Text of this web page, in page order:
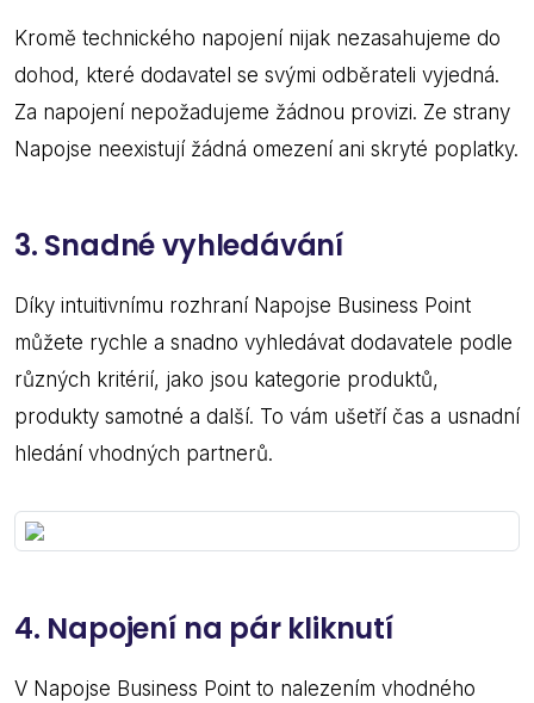
Kromě technického napojení nijak nezasahujeme do
dohod, které dodavatel se svými odběrateli vyjedná.
Za napojení nepožadujeme žádnou provizi. Ze strany
Napojse neexistují žádná omezení ani skryté poplatky.
3. Snadné vyhledávání
Díky intuitivnímu rozhraní Napojse Business Point
můžete rychle a snadno vyhledávat dodavatele podle
různých kritérií, jako jsou kategorie produktů,
produkty samotné a další. To vám ušetří čas a usnadní
hledání vhodných partnerů.
4. Napojení na pár kliknutí
V Napojse Business Point to nalezením vhodného